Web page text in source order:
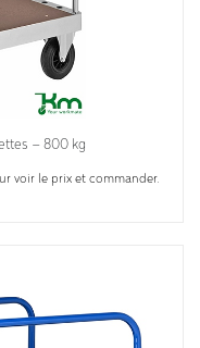
– 800 kg
voir le prix et commander.